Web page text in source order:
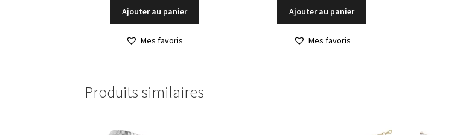
Ajouter au panier
Mes favoris
Ajouter au panier
Mes favoris
Produits similaires